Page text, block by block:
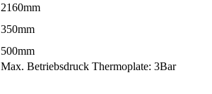
2160mm
350mm
500mm
Max. Betriebsdruck Thermoplate: 3Bar